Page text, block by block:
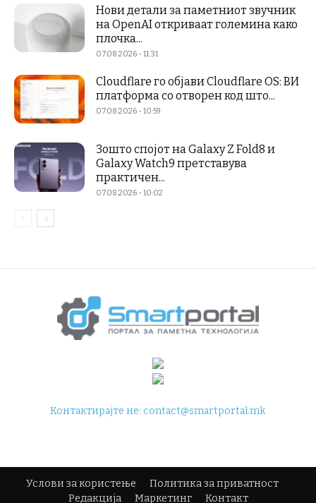
Нови детали за паметниот звучник
на OpenAI откриваат големина како
плочка...
07.08.2026 - 11:31
Cloudflare го објави Cloudflare OS: ВИ
платформа со отворен код што...
07.08.2026 - 10:59
Зошто спојот на Galaxy Z Fold8 и
Galaxy Watch9 претставува
практичен...
07.08.2026 - 10:02
Контактирајте не:contact@smartportal.mk
Услови за користење
Политика за приватност
Редакција
Маркетинг Контакт